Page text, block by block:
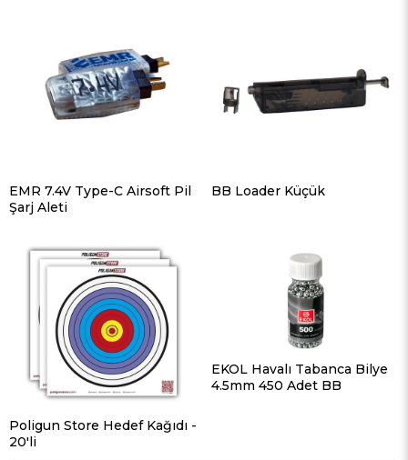
EMR 7.4V Type-C Airsoft Pil
Şarj Aleti
BB Loader Küçük
Poligun Store Hedef Kağıdı -
20'li
EKOL Havalı Tabanca Bilye
4.5mm 450 Adet BB